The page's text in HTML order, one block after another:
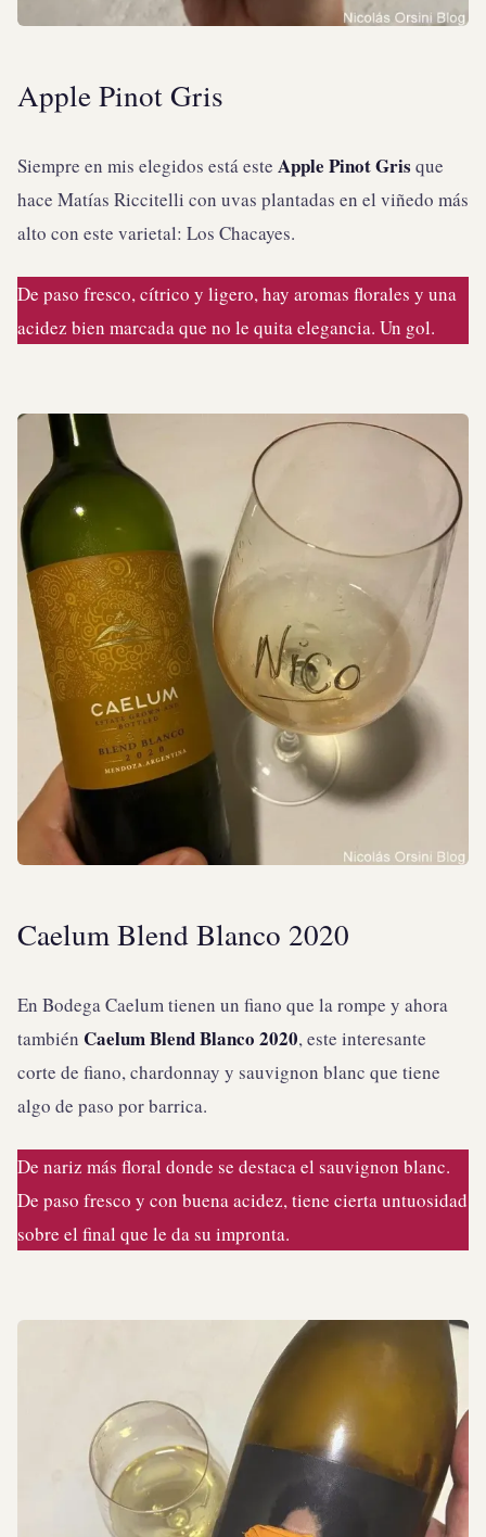
Apple Pinot Gris
Siempre en mis elegidos está este Apple Pinot Gris que
hace Matías Riccitelli con uvas plantadas en el viñedo más
alto con este varietal: Los Chacayes.
De paso fresco, cítrico y ligero, hay aromas florales y una
acidez bien marcada que no le quita elegancia. Un gol.
Caelum Blend Blanco 2020
En Bodega Caelum tienen un fiano que la rompe y ahora
también Caelum Blend Blanco 2020, este interesante
corte de fiano, chardonnay y sauvignon blanc que tiene
algo de paso por barrica.
De nariz más floral donde se destaca el sauvignon blanc.
De paso fresco y con buena acidez, tiene cierta untuosidad
sobre el final que le da su impronta.